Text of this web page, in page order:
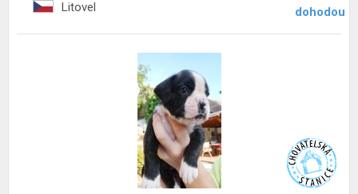
Litovel dohodou